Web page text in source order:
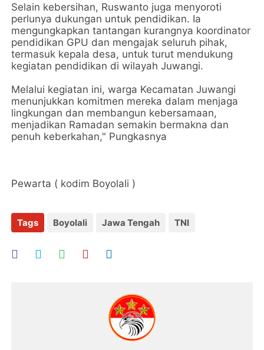
Selain kebersihan, Ruswanto juga menyoroti
perlunya dukungan untuk pendidikan. Ia
mengungkapkan tantangan kurangnya koordinator
pendidikan GPU dan mengajak seluruh pihak,
termasuk kepala desa, untuk turut mendukung
kegiatan pendidikan di wilayah Juwangi.
Melalui kegiatan ini, warga Kecamatan Juwangi
menunjukkan komitmen mereka dalam menjaga
lingkungan dan membangun kebersamaan,
menjadikan Ramadan semakin bermakna dan
penuh keberkahan," Pungkasnya
Pewarta ( kodim Boyolali )
Tags Boyolali Jawa Tengah TNI